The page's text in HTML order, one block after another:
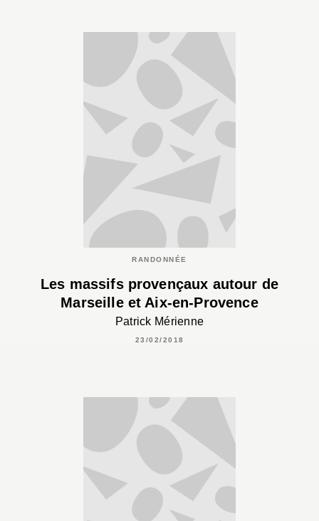
RANDONNÉE
Les massifs provençaux autour de
Marseille et Aix-en-Provence
Patrick Mérienne
23/02/2018